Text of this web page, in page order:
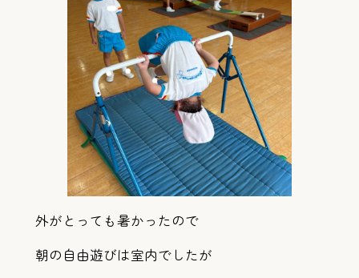
外がとっても暑かったので
朝の自由遊びは室内でしたが